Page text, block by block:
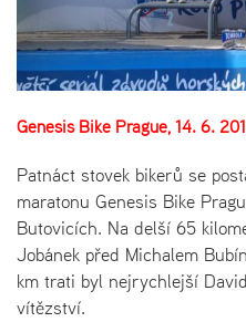
Genesis Bike Prague, 14. 6.
Patnáct stovek bikerů se
maratonu Genesis Bike
Butovicích. Na delší 65
Jobánek před Michalem
km trati byl nejrychlejší
vítězství.